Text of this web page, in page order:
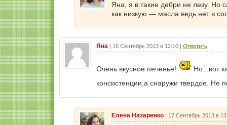
Яна, я в такие дебри не лезу. Но
как низкую — масла ведь нет в
Яна 16 Сентябрь 2013 в 12:10 Ответить
Очень вкусное печенье!
Но...вот
консистенции,а снаружи твердое. Не
Елена Назаренко 17 Сентябрь 2013 в